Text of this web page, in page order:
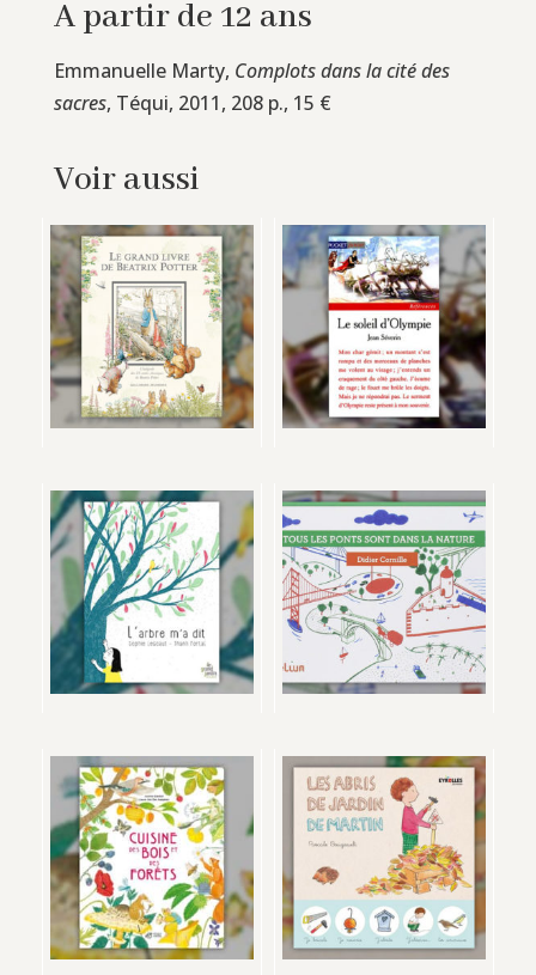
A partir de 12 ans
Emmanuelle Marty, Complots dans la cité des
sacres, Téqui, 2011, 208 p., 15 €
Voir aussi